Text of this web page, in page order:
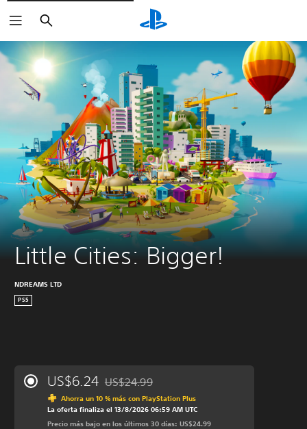
Buscar
Little Cities: Bigger!
NDREAMS LTD
PS5
US$6.24 Rebajado del precio original de US$24.99
US$24.99
Ahorra un 10 % más con PlayStation Plus
La oferta finaliza el 13/8/2026 06:59 AM UTC
Precio más bajo en los últimos 30 días: US$24.99